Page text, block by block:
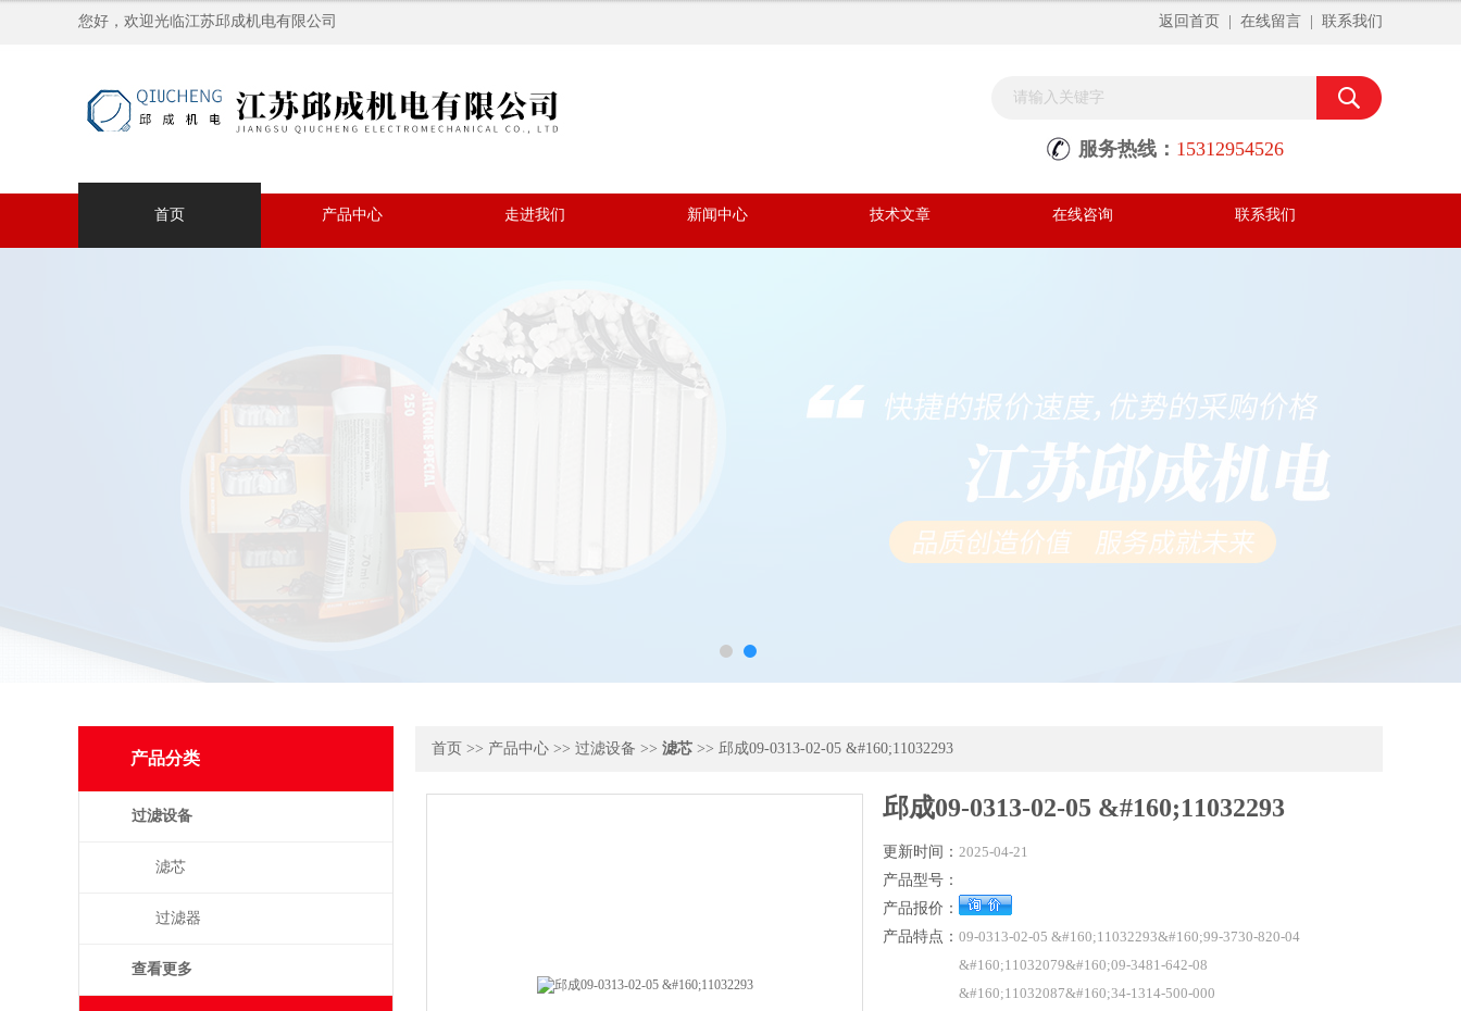
您好，欢迎光临江苏邱成机电有限公司 返回首页 在线留言 联系我们
服务热线： 15312954526
首页 产品中心 走进我们 新闻中心 技术文章 在线咨询 联系我们
产品分类
过滤设备
滤芯
过滤器
查看更多
首页 >> 产品中心 >> 过滤设备 >> 滤芯 >> 邱成09-0313-02-05 &#160;11032293
邱成09-0313-02-05 &#160;11032293
更新时间： 2025-04-21
产品型号：
产品报价：
产品特点： 09-0313-02-05 &#160;11032293&#160;99-3730-820-04
&#160;11032079&#160;09-3481-642-08
&#160;11032087&#160;34-1314-500-000